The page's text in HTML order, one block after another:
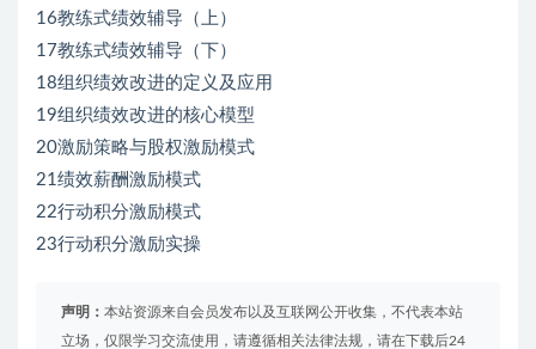
16教练式绩效辅导（上）
17教练式绩效辅导（下）
18组织绩效改进的定义及应用
19组织绩效改进的核心模型
20激励策略与股权激励模式
21绩效薪酬激励模式
22行动积分激励模式
23行动积分激励实操
声明： 本站资源来自会员发布以及互联网公开收集，不代表本站
立场，仅限学习交流使用，请遵循相关法律法规，请在下载后24